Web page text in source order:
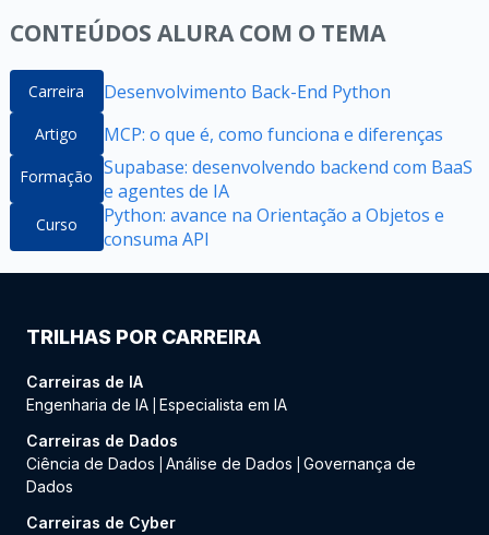
CONTEÚDOS ALURA COM O TEMA
Carreira Desenvolvimento Back-End Python
Artigo MCP: o que é, como funciona e diferenças
Formação Supabase: desenvolvendo backend com BaaS
e agentes de IA
Curso
Python: avance na Orientação a Objetos e
consuma API
TRILHAS POR CARREIRA
Carreiras de IA
Engenharia de IA Especialista em IA
Carreiras de Dados
Ciência de Dados
Análise de Dados
Governança de
Dados
Carreiras de Cyber